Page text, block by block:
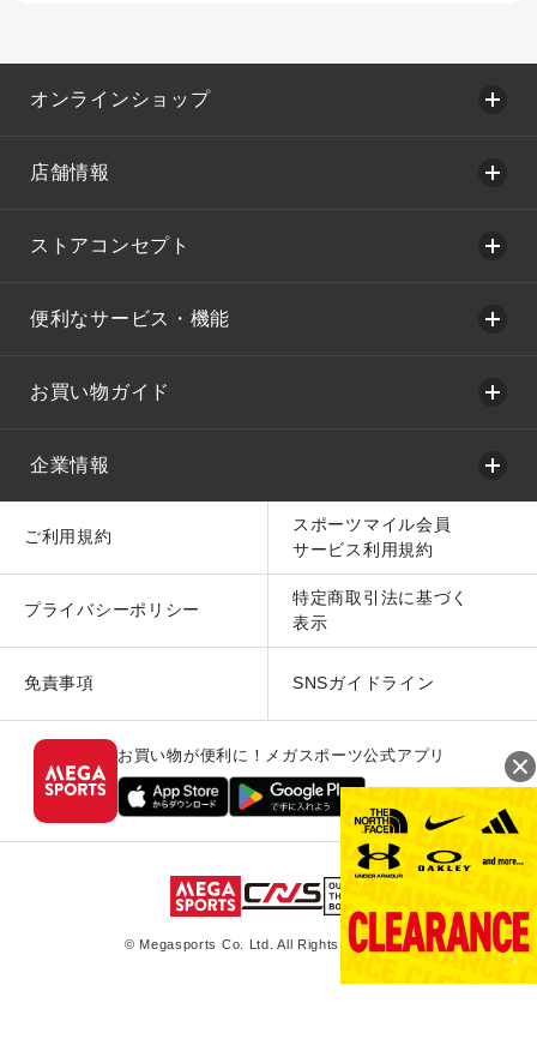
オンラインショップ
店舗情報
ストアコンセプト
便利なサービス・機能
お買い物ガイド
企業情報
ご利用規約
スポーツマイル会員
サービス利用規約
プライバシーポリシー
特定商取引法に基づく
表示
免責事項 SNSガイドライン
お買い物が便利に！メガスポーツ公式アプリ
© Megasports Co. Ltd. All Rights Reserved.